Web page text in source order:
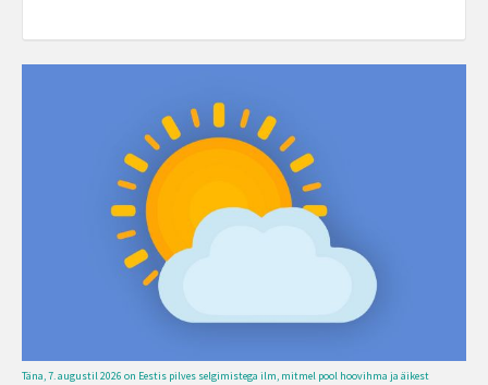
Täna, 7. augustil 2026 on Eestis pilves selgimistega ilm, mitmel pool hoovihma ja äikest